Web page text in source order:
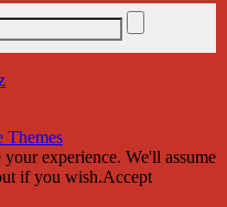
Themes
experience. We'll assume
if you wish.Accept